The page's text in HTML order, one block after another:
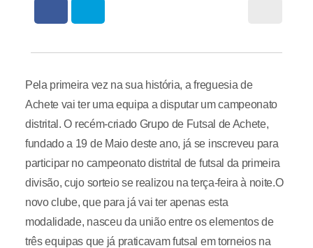
Pela primeira vez na sua história, a freguesia de
Achete vai ter uma equipa a disputar um campeonato
distrital. O recém-criado Grupo de Futsal de Achete,
fundado a 19 de Maio deste ano, já se inscreveu para
participar no campeonato distrital de futsal da primeira
divisão, cujo sorteio se realizou na terça-feira à noite.O
novo clube, que para já vai ter apenas esta
modalidade, nasceu da união entre os elementos de
três equipas que já praticavam futsal em torneios na